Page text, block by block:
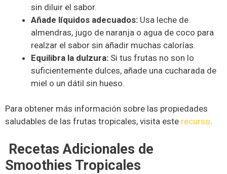
sin diluir el sabor.
Añade líquidos adecuados: Usa leche de
almendras, jugo de naranja o agua de coco para
realzar el sabor sin añadir muchas calorías.
Equilibra la dulzura: Si tus frutas no son lo
suficientemente dulces, añade una cucharada de
miel o un dátil sin hueso.
Para obtener más información sobre las propiedades
saludables de las frutas tropicales, visita este recurso.
Recetas Adicionales de
Smoothies Tropicales